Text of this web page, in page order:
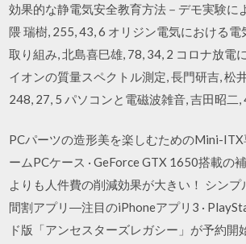
効果的な静電気安全教育方法－デモ実験に
隈 瑞樹, 255, 43, 6 オリジン電気における
取り組み, 北島喜巳雄, 78, 34, 2 コロナ放電
イオンの質量スペクトル測定, 長門研吉, 松
248, 27, 5 パソコンと電磁波雑音, 吉田昭二,
PCパーツの造形美を楽しむためのMini-
ームPCケース · GeForce GTX 1650搭載の
よりも人件費の削減効果が大きい！ シン
間割アプリ―注目のiPhoneアプリ3 ·
ド版「アンセスターズレガシー」が予約開